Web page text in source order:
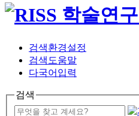
검색환경설정
검색도움말
다국어입력
검색